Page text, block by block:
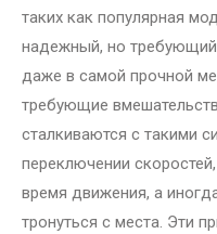
таких как популярная
надежный, но
даже в самой прочной
требующие
сталкиваются с такими
переключении
время движения, а
тронуться с места. Эти